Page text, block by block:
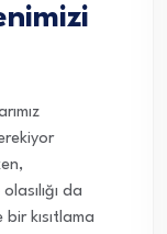
da
kısıtlama